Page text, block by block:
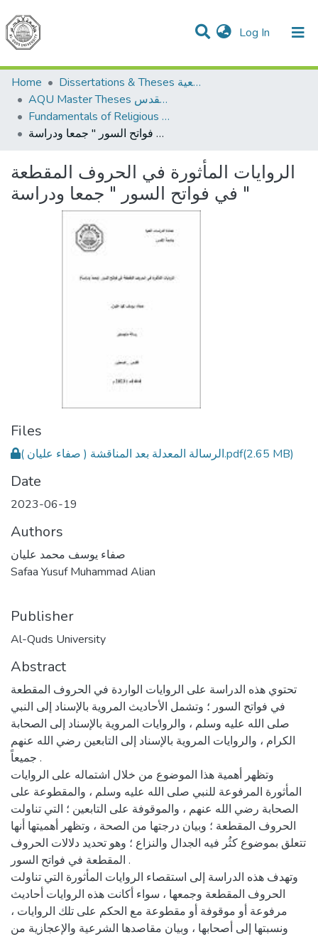
Log In (current)
Communities & Collections
All of DSpace
Home
Dissertations & Theses الرسائل الجامعية
AQU Master Theses الرسائل الجامعية الخاصة بجامعة القدس
Fundamentals of Religious أصول الدين
الروايات المأثورة في الحروف المقطعة في فواتح السور " جمعا ودراسة "
الروايات المأثورة في الحروف المقطعة
في فواتح السور " جمعا ودراسة "
Files
( الرسالة المعدلة بعد المناقشة ( صفاء عليان.pdf(2.65 MB)
Date
2023-06-19
Authors
صفاء يوسف محمد عليان
Safaa Yusuf Muhammad Alian
Publisher
Al-Quds University
Abstract
تحتوي هذه الدراسة على الروايات الواردة في الحروف المقطعة
في فواتح السور ؛ وتشمل الأحاديث المروية بالإسناد إلى النبي
صلى الله عليه وسلم ، والروايات المروية بالإسناد إلى الصحابة
الكرام ، والروايات المروية بالإسناد إلى التابعين رضي الله عنهم
جميعاً .
وتظهر أهمية هذا الموضوع من خلال اشتماله على الروايات
المأثورة المرفوعة للنبي صلى الله عليه وسلم ، والمقطوعة على
الصحابة رضي الله عنهم ، والموقوفة على التابعين ؛ التي تناولت
الحروف المقطعة ؛ وبيان درجتها من الصحة ، وتظهر أهميتها أنها
تتعلق بموضوع كثُر فيه الجدال والنزاع ؛ وهو تحديد دلالات الحروف
المقطعة في فواتح السور .
وتهدف هذه الدراسة إلى استقصاء الروايات المأثورة التي تناولت
الحروف المقطعة وجمعها ، سواء أكانت هذه الروايات أحاديث
مرفوعة أو موقوفة أو مقطوعة مع الحكم على تلك الروايات ،
ونسبتها إلى أصحابها ، وبيان مقاصدها الشرعية والإعجازية من